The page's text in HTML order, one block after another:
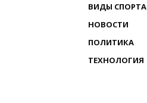
ВИДЫ СПОРТА
НОВОСТИ
ПОЛИТИКА
ТЕХНОЛОГИЯ